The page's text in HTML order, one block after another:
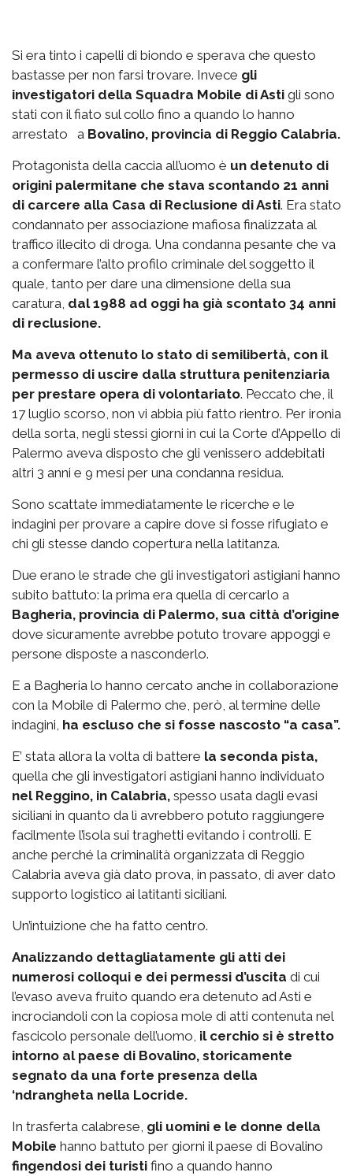
Si era tinto i capelli di biondo e sperava che questo
bastasse per non farsi trovare. Invece gli
investigatori della Squadra Mobile di Asti gli sono
stati con il fiato sul collo fino a quando lo hanno
arrestato a Bovalino, provincia di Reggio Calabria.
Protagonista della caccia all’uomo è un detenuto di
origini palermitane che stava scontando 21 anni
di carcere alla Casa di Reclusione di Asti. Era stato
condannato per associazione mafiosa finalizzata al
traffico illecito di droga. Una condanna pesante che va
a confermare l’alto profilo criminale del soggetto il
quale, tanto per dare una dimensione della sua
caratura, dal 1988 ad oggi ha già scontato 34 anni
di reclusione.
Ma aveva ottenuto lo stato di semilibertà, con il
permesso di uscire dalla struttura penitenziaria
per prestare opera di volontariato. Peccato che, il
17 luglio scorso, non vi abbia più fatto rientro. Per ironia
della sorta, negli stessi giorni in cui la Corte d’Appello di
Palermo aveva disposto che gli venissero addebitati
altri 3 anni e 9 mesi per una condanna residua.
Sono scattate immediatamente le ricerche e le
indagini per provare a capire dove si fosse rifugiato e
chi gli stesse dando copertura nella latitanza.
Due erano le strade che gli investigatori astigiani hanno
subito battuto: la prima era quella di cercarlo a
Bagheria, provincia di Palermo, sua città d’origine
dove sicuramente avrebbe potuto trovare appoggi e
persone disposte a nasconderlo.
E a Bagheria lo hanno cercato anche in collaborazione
con la Mobile di Palermo che, però, al termine delle
indagini, ha escluso che si fosse nascosto “a casa”.
E’ stata allora la volta di battere la seconda pista,
quella che gli investigatori astigiani hanno individuato
nel Reggino, in Calabria, spesso usata dagli evasi
siciliani in quanto da lì avrebbero potuto raggiungere
facilmente l’isola sui traghetti evitando i controlli. E
anche perché la criminalità organizzata di Reggio
Calabria aveva già dato prova, in passato, di aver dato
supporto logistico ai latitanti siciliani.
Un’intuizione che ha fatto centro.
Analizzando dettagliatamente gli atti dei
numerosi colloqui e dei permessi d’uscita di cui
l’evaso aveva fruito quando era detenuto ad Asti e
incrociandoli con la copiosa mole di atti contenuta nel
fascicolo personale dell’uomo, il cerchio si è stretto
intorno al paese di Bovalino, storicamente
segnato da una forte presenza della
‘ndrangheta nella Locride.
In trasferta calabrese, gli uomini e le donne della
Mobile hanno battuto per giorni il paese di Bovalino
fingendosi dei turisti fino a quando hanno